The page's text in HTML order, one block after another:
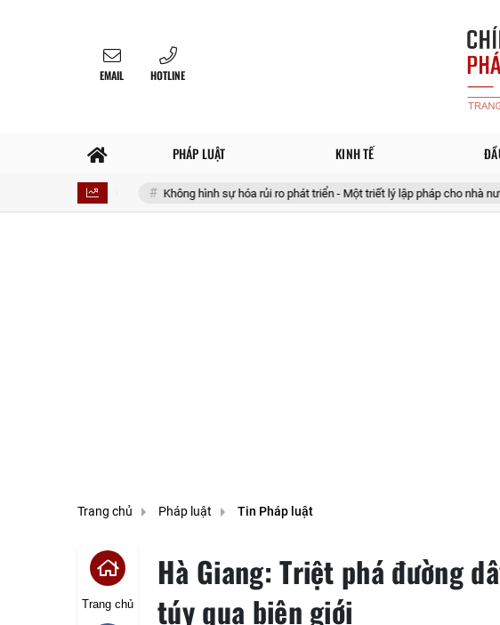
EMAIL HOTLINE
PHÁP LUẬT KINH TẾ
Không hình sự hóa rủi ro phát triển - Một triết lý lập pháp cho nhà nước kiến tạo
Trang chủ Pháp luật Tin Pháp luật
Trang chủ
Hà Giang: Triệt phá đường
túy qua biên giới